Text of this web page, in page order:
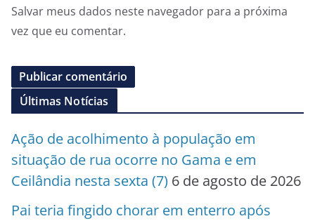
Salvar meus dados neste navegador para a próxima
vez que eu comentar.
Últimas Notícias
Ação de acolhimento à população em
situação de rua ocorre no Gama e em
Ceilândia nesta sexta (7) 6 de agosto de 2026
Pai teria fingido chorar em enterro após